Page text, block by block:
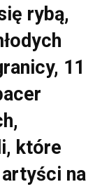
rybą,
11
które
artyści na